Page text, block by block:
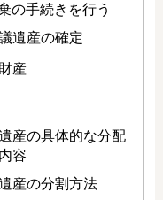
の手続きを行う
遺産の確定
財産
産の具体的な分配
内容
産の分割方法